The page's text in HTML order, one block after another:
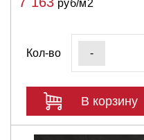
руб/м2
Кол-во -
В корзину